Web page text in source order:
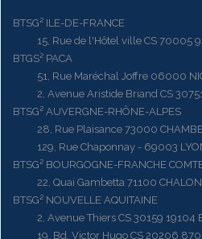
BTSG² ILE-DE-FRANCE
15, Rue de l'Hôtel ville CS 70005
BTGS² PACA
51, Rue Maréchal Joffre 06000
2, Avenue Aristide Briand CS
BTSG² AUVERGNE-RHÔNE-ALPES
28, Rue Plaisance 73000
129, Rue Chaponnay - 69003
BTSG² BOURGOGNE-FRANCHE
22, Quai Gambetta 71100
BTSG² NOUVELLE AQUITAINE
2, Avenue Thiers CS 30159 19104
19, Bd. Victor Hugo CS 20206